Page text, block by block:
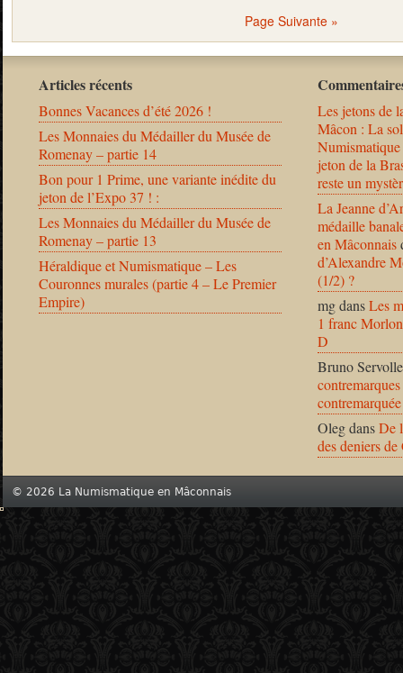
Page Suivante »
Articles récents
Bonnes Vacances d’été 2026 !
Les Monnaies du Médailler du Musée de
Romenay – partie 14
Bon pour 1 Prime, une variante inédite du
jeton de l’Expo 37 ! :
Les Monnaies du Médailler du Musée de
Romenay – partie 13
Héraldique et Numismatique – Les
Couronnes murales (partie 4 – Le Premier
Empire)
Les jetons de
Mâcon : La
jeton de la
reste un
La Jeanne
médaille
en Mâconnais
d’Alexandre
(1/2) ?
mgdansLes
1 franc
D
Bruno Servolle
OlegdansDe
des deniers
© 2026 La Numismatique en Mâconnais